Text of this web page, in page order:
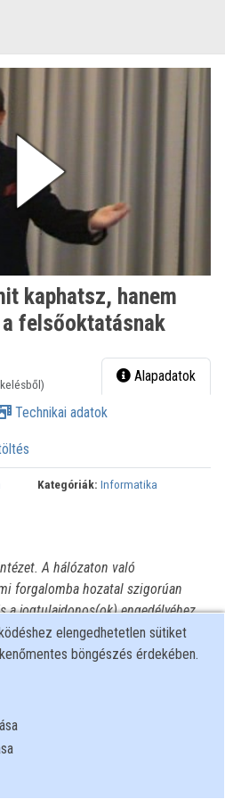
kaphatsz, hanem
felsőoktatásnak
Alapadatok
Technikai adatok
Kategóriák: Informatika
A hálózaton való
forgalomba hozatal szigorúan
a jogtulajdonos(ok) engedélyéhez
elengedhetetlen sütiket
böngészés érdekében.